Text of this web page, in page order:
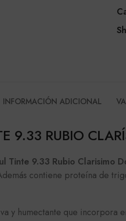
INFORMACIÓN ADICIONAL
9.33 RUBIO
Tinte 9.33 Rubio Clarisimo
contiene proteína de
y humectante que incorpora